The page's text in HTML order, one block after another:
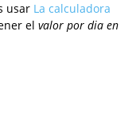
usar La calculadora
el valor por dia en